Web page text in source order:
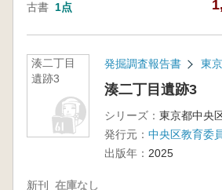
古書 1点
湊二丁目
遺跡3
発掘調査報告書 東京
湊二丁目遺跡3
シリーズ： 東京都中央
発行元： 中央区教育委
出版年： 2025
新刊 在庫なし